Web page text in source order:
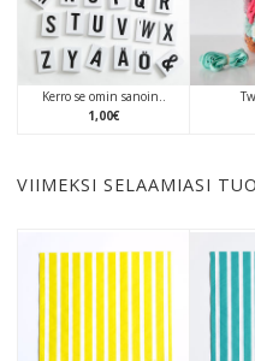
Kerro se omin sanoin..
1,00€
VIIMEKSI SELAAMIASI